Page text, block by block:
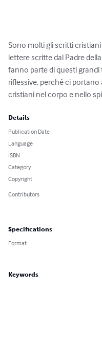
Sono molti gli scritti
lettere scritte dal Padre
fanno parte di questi
riflessive, perché ci portano
cristiani nel corpo e nello
Details
Publication Date
Language
ISBN
Category
Copyright
Contributors
Specifications
Format
Keywords